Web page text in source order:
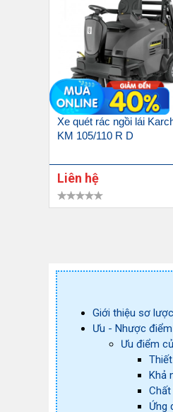
Xe quét rác ngồi lái
KM 105/110 R D
Liên hệ
Giới thiệu sơ
Ưu - Nhược
Ưu điểm
Khả
Ứng